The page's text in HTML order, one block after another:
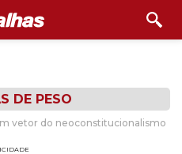
DE PESO
vetor do neoconstitucionalismo